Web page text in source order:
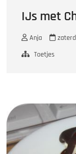
IJs met
Anja
Toetjes